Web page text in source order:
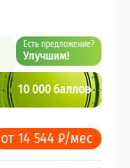
Есть предложение?
Улучшим!
10 000 баллов
от 14 544 ₽/мес